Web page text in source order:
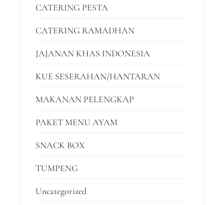
CATERING PESTA
CATERING RAMADHAN
JAJANAN KHAS INDONESIA
KUE SESERAHAN/HANTARAN
MAKANAN PELENGKAP
PAKET MENU AYAM
SNACK BOX
TUMPENG
Uncategorized